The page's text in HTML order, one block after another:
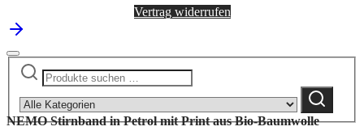
NEMO Stirnband in Petrol mit Print aus Bio-Baumwolle
Vertrag widerrufen
Suchen
nach:
category:
Suchen